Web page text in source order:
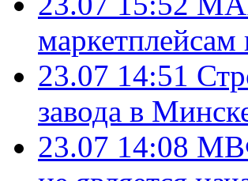
маркетплейсам
23.07 14:51
завода в
23.07 14:08